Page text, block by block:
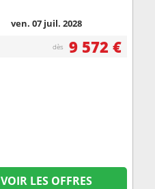
ven. 07 juil. 2028
dès 9 572 €
VOIR LES OFFRES